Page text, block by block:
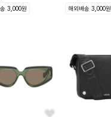
3,000원 해외배송 3,000원